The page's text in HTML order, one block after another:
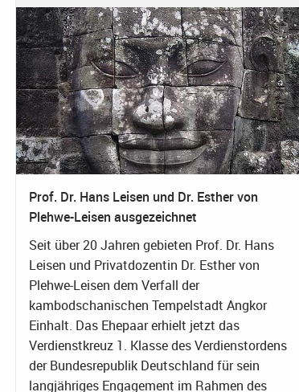
Prof. Dr. Hans Leisen und Dr. Esther von
Plehwe-Leisen ausgezeichnet
Seit über 20 Jahren gebieten Prof. Dr. Hans
Leisen und Privatdozentin Dr. Esther von
Plehwe-Leisen dem Verfall der
kambodschanischen Tempelstadt Angkor
Einhalt. Das Ehepaar erhielt jetzt das
Verdienstkreuz 1. Klasse des Verdienstordens
der Bundesrepublik Deutschland für sein
langjähriges Engagement im Rahmen des